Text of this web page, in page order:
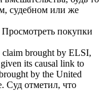
судебном или же
Просмотреть покупки
claim brought by ELSI,
given its causal link to
by the United
Суд отметил, что